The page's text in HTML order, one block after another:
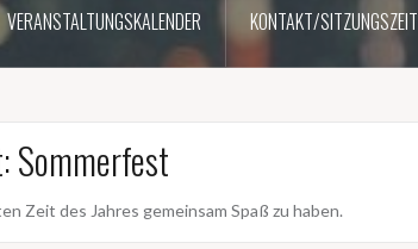
VERANSTALTUNGSKALENDER KONTAKT/SITZUNGSZEIT
Sommerfest
Zeit des Jahres gemeinsam Spaß zu haben.